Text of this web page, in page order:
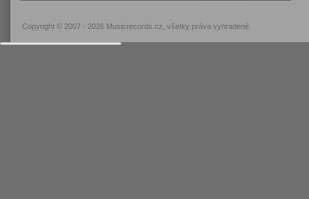
Copyright © 2007 - 2026 Musicrecords.cz , všetky práva vyhradené.